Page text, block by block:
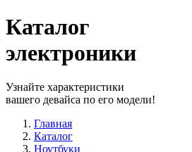
Каталог
электроники
Узнайте характеристики
вашего девайса по его модели!
Главная
Каталог
Ноутбуки